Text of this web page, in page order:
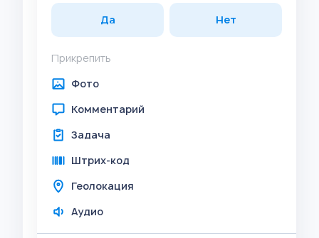
Да Нет
Прикрепить
Фото
Комментарий
Задача
Штрих-код
Геолокация
Аудио